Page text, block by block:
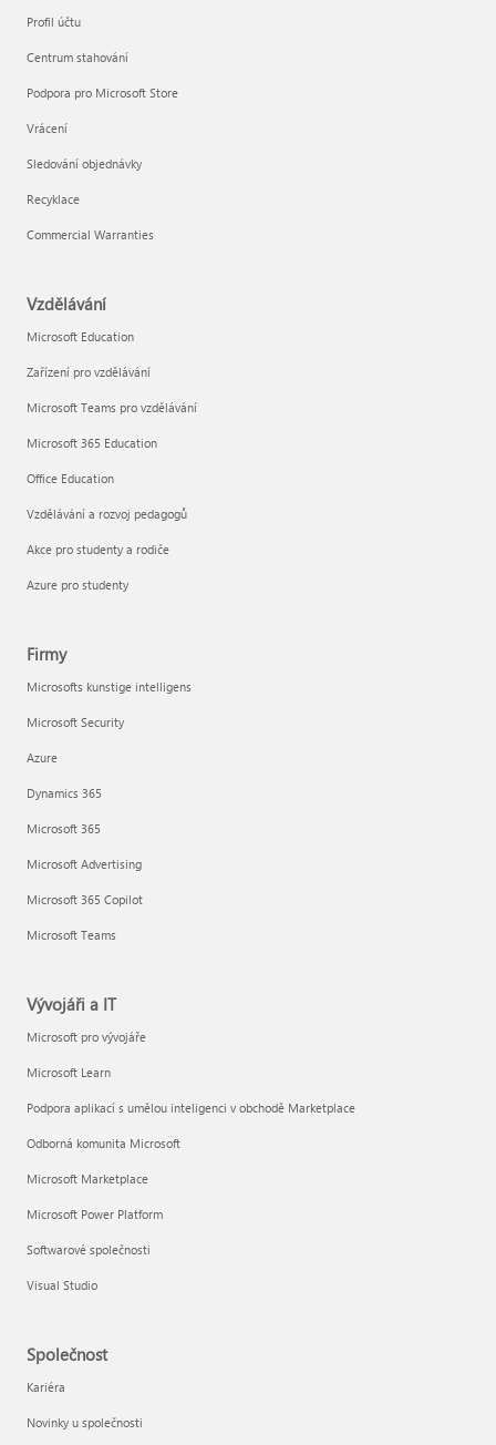
Profil účtu
Centrum stahování
Podpora pro Microsoft Store
Vrácení
Sledování objednávky
Recyklace
Commercial Warranties
Vzdělávání
Microsoft Education
Zařízení pro vzdělávání
Microsoft Teams pro vzdělávání
Microsoft 365 Education
Office Education
Vzdělávání a rozvoj pedagogů
Akce pro studenty a rodiče
Azure pro studenty
Firmy
Microsofts kunstige intelligens
Microsoft Security
Azure
Dynamics 365
Microsoft 365
Microsoft Advertising
Microsoft 365 Copilot
Microsoft Teams
Vývojáři a IT
Microsoft pro vývojáře
Microsoft Learn
Podpora aplikací s umělou inteligenci v obchodě Marketplace
Odborná komunita Microsoft
Microsoft Marketplace
Microsoft Power Platform
Softwarové společnosti
Visual Studio
Společnost
Kariéra
Novinky u společnosti